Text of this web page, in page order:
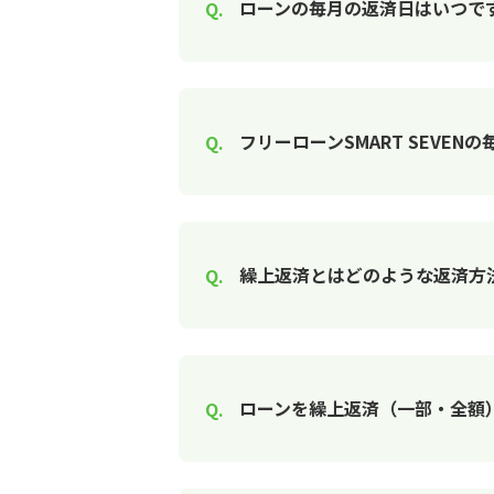
ローンの毎月の返済日はいつで
フリーローンSMART SEVEN
繰上返済とはどのような返済方
ローンを繰上返済（一部・全額